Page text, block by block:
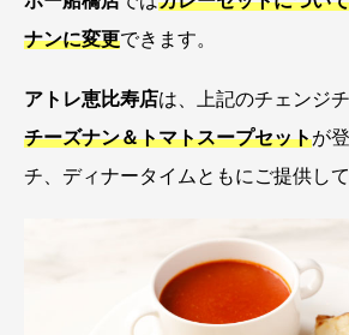
ナンに変更できます。
アトレ恵比寿店は、上記のチェンジ
チーズナン＆トマトスープセットが
チ、ディナータイムともにご提供して